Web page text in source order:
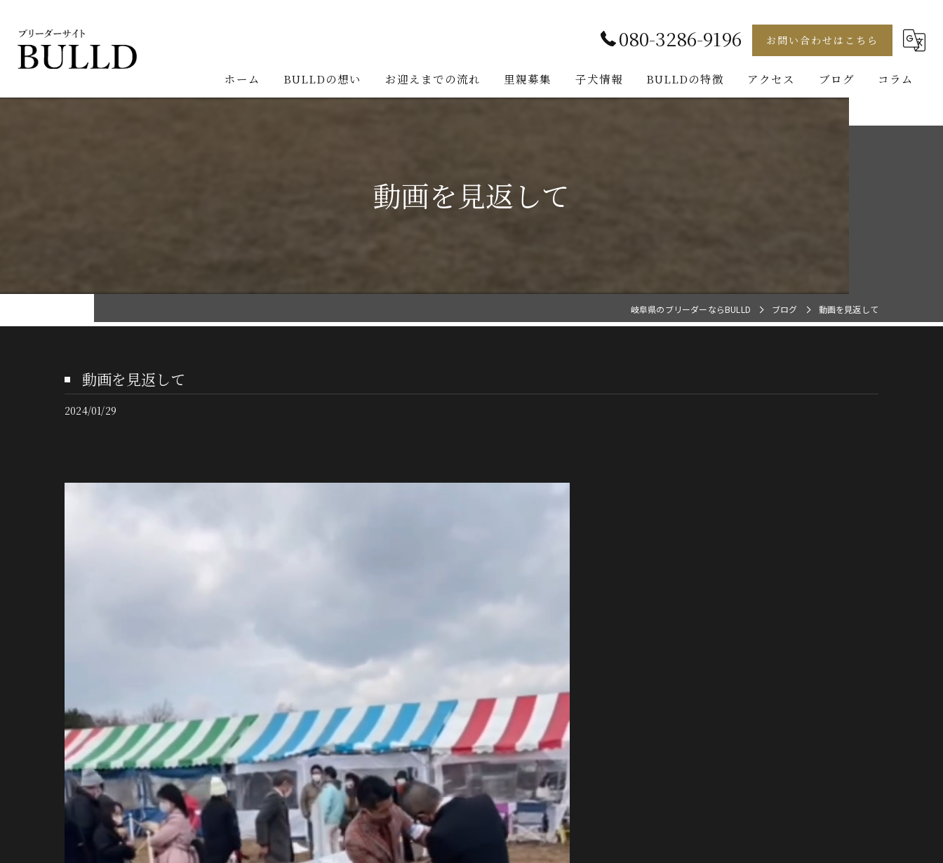
080-3286-9196 お問い合わせはこちら
ホーム BULLDの想い お迎えまでの流れ 里親募集 子犬情報 BULLDの特徴 アクセス ブログ コラム
動画を見返して
岐阜県のブリーダーならBULLD ブログ 動画を見返して
動画を見返して
2024/01/29